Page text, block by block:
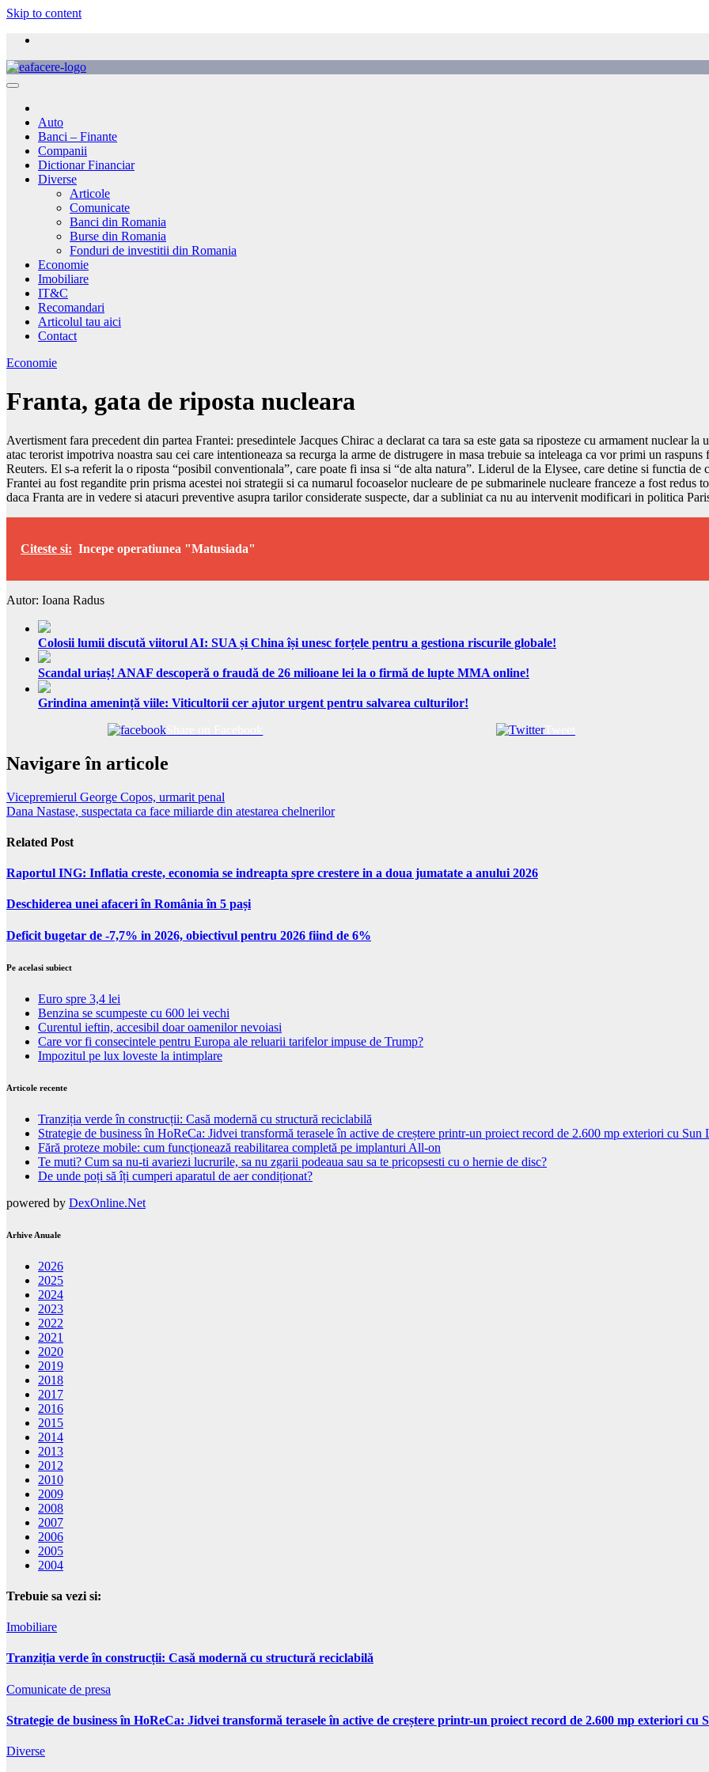
Skip to content
Auto
Banci – Finante
Companii
Dictionar Financiar
Diverse
Articole
Comunicate
Banci din Romania
Burse din Romania
Fonduri de investitii din Romania
Economie
Imobiliare
IT&C
Recomandari
Articolul tau aici
Contact
Economie
Franta, gata de riposta nucleara
Avertisment fara precedent din partea Frantei: presedintele Jacques Chirac a declarat ca tara sa este gata sa riposteze cu armament nuclear
atac terorist impotriva noastra sau cei care intentioneaza sa recurga la arme de distrugere in masa trebuie sa inteleaga ca vor primi un
Reuters. El s-a referit la o riposta “posibil conventionala”, care poate fi insa si “de alta natura”. Liderul de la Elysee, care detine si functia
Frantei au fost regandite prin prisma acestei noi strategii si ca numarul focoaselor nucleare de pe submarinele nucleare franceze a fost redus
daca Franta are in vedere si atacuri preventive asupra tarilor considerate suspecte, dar a subliniat ca nu au intervenit modificari in politica
Citeste si: Incepe operatiunea "Matusiada"
Autor: Ioana Radus
Colosii lumii discută viitorul AI: SUA și China își unesc forțele pentru a gestiona riscurile globale!
Scandal uriaș! ANAF descoperă o fraudă de 26 milioane lei la o firmă de lupte MMA online!
Grindina amenință viile: Viticultorii cer ajutor urgent pentru salvarea culturilor!
Tweet
Navigare în articole
Vicepremierul George Copos, urmarit penal
Dana Nastase, suspectata ca face miliarde din atestarea chelnerilor
Related Post
Raportul ING: Inflatia creste, economia se indreapta spre crestere in a doua jumatate a anului 2026
Deschiderea unei afaceri în România în 5 pași
Deficit bugetar de -7,7% in 2026, obiectivul pentru 2026 fiind de 6%
Pe acelasi subiect
Euro spre 3,4 lei
Benzina se scumpeste cu 600 lei vechi
Curentul ieftin, accesibil doar oamenilor nevoiasi
Care vor fi consecintele pentru Europa ale reluarii tarifelor impuse de Trump?
Impozitul pe lux loveste la intimplare
Articole recente
Tranziția verde în construcții: Casă modernă cu structură reciclabilă
Strategie de business în HoReCa: Jidvei transformă terasele în active de creștere printr-un proiect record de 2.600 mp exteriori cu Sun
Fără proteze mobile: cum funcționează reabilitarea completă pe implanturi All-on
Te muti? Cum sa nu-ti avariezi lucrurile, sa nu zgarii podeaua sau sa te pricopsesti cu o hernie de disc?
De unde poți să îți cumperi aparatul de aer condiționat?
powered by DexOnline.Net
Arhive Anuale
2026
2025
2024
2023
2022
2021
2020
2019
2018
2017
2016
2015
2014
2013
2012
2010
2009
2008
2007
2006
2005
2004
Trebuie sa vezi si:
Imobiliare
Tranziția verde în construcții: Casă modernă cu structură reciclabilă
Comunicate de presa
Strategie de business în HoReCa: Jidvei transformă terasele în active de creștere printr-un proiect record de 2.600 mp exteriori cu
Diverse